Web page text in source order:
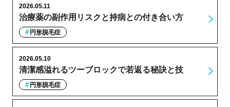
治療薬の副作用リスクと持病との付き合い方
2026.05.11
円形脱毛症
清潔感溢れるツーブロックで若返る秘訣と技
2026.05.10
円形脱毛症